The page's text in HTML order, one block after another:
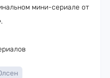
мини-сериале от